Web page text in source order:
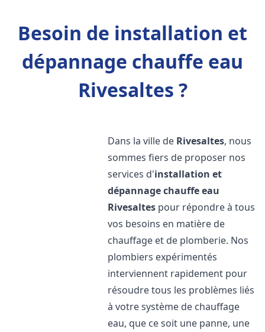
Besoin de installation et
dépannage chauffe eau
Rivesaltes ?
Dans la ville de Rivesaltes, nous
sommes fiers de proposer nos
services d'installation et
dépannage chauffe eau
Rivesaltes pour répondre à tous
vos besoins en matière de
chauffage et de plomberie. Nos
plombiers expérimentés
interviennent rapidement pour
résoudre tous les problèmes liés
à votre système de chauffage
eau, que ce soit une panne, une